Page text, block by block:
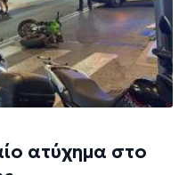
ατύχημα στο